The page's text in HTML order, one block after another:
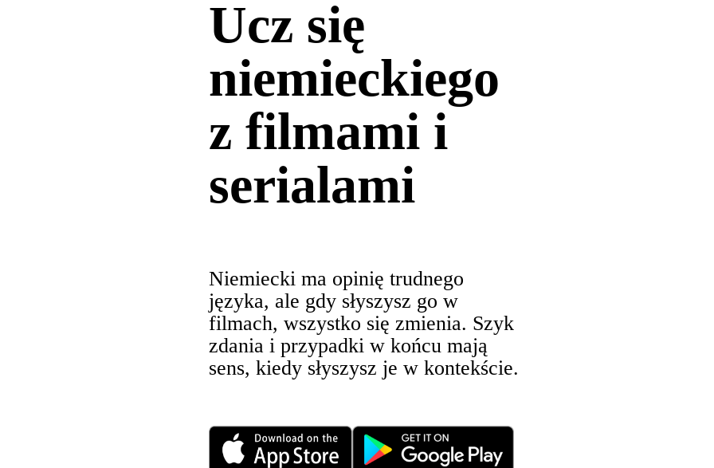
Ucz się
niemieckiego
z filmami i
serialami
Niemiecki ma opinię trudnego
języka, ale gdy słyszysz go w
filmach, wszystko się zmienia. Szyk
zdania i przypadki w końcu mają
sens, kiedy słyszysz je w kontekście.